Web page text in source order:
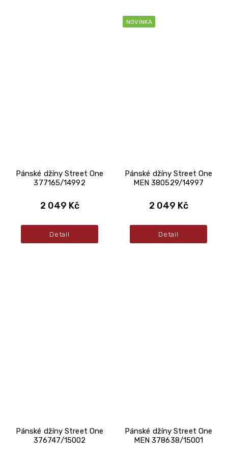
Pánské džíny Street One
377165/14992
2 049 Kč
Detail
NOVINKA
Pánské džíny Street One
MEN 380529/14997
2 049 Kč
Detail
Pánské džíny Street One
376747/15002
Pánské džíny Street One
MEN 378638/15001